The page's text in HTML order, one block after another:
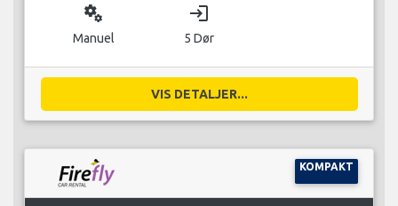
miscellaneous_services
Manuel
login
5 Dør
VIS DETALJER...
KOMPAKT